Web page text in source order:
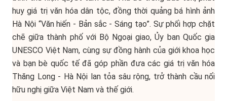
huy giá trị văn hóa dân tộc, đồng thời quảng bá hình ảnh
Hà Nội “Văn hiến - Bản sắc - Sáng tạo”. Sự phối hợp chặt
chẽ giữa thành phố với Bộ Ngoại giao, Ủy ban Quốc gia
UNESCO Việt Nam, cùng sự đồng hành của giới khoa học
và bạn bè quốc tế đã góp phần đưa các giá trị văn hóa
Thăng Long - Hà Nội lan tỏa sâu rộng, trở thành cầu nối
hữu nghị giữa Việt Nam và thế giới.